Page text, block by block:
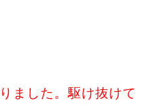
ました。駆け抜けて